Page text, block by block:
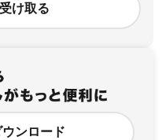
け取る
ンロード